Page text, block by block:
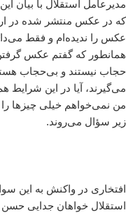
مدیرعامل استقلال با بیان
که در عکس منتشر شده در
عکس را ندیده‌ام و فقط
همانطور که گفتم عکس
حجاب نیستند و بی‌حجاب
می‌گیرند، آیا در این شرایط
من نمی‌خواهم خیلی چیزها
زیر سؤال می‌روند.
افتخاری در واکنش به این
استقلال خواهان جدایی حسن